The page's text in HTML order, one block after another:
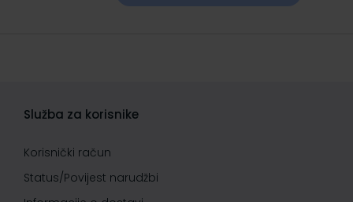
Služba za korisnike
Korisnički račun
Status/Povijest narudžbi